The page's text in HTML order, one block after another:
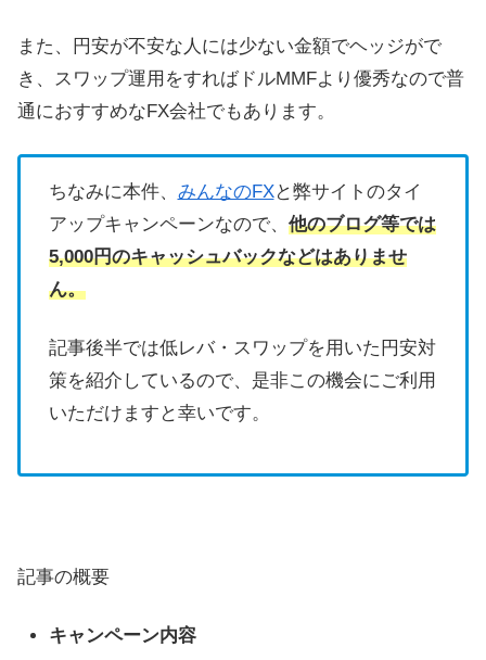
また、円安が不安な人には少ない金額でヘッジがで
き、スワップ運用をすればドルMMFより優秀なので普
通におすすめなFX会社でもあります。
ちなみに本件、 みんなのFXと弊サイトのタイ
アップキャンペーンなので、 他のブログ等では
5,000円のキャッシュバックなどはありませ
ん。
記事後半では低レバ・スワップを用いた円安対
策を紹介しているので、是非この機会にご利用
いただけますと幸いです。
記事の概要
キャンペーン内容